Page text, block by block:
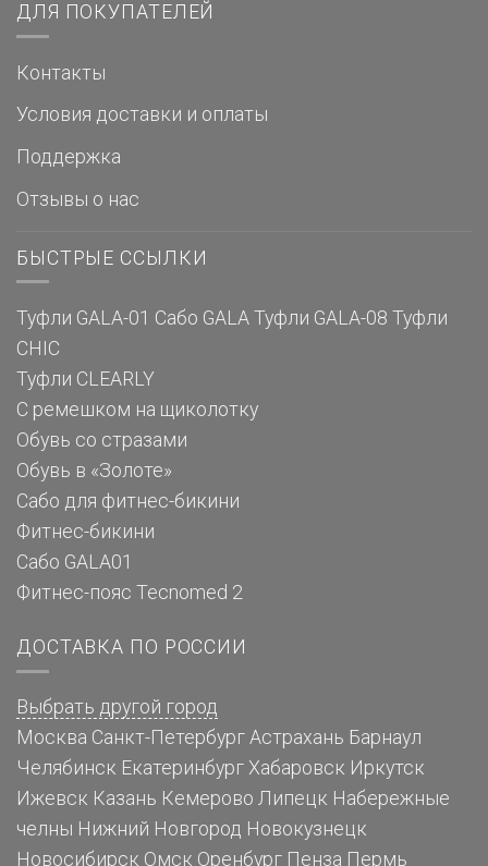
ДЛЯ ПОКУПАТЕЛЕЙ
Контакты
Условия доставки и оплаты
Поддержка
Отзывы о нас
БЫСТРЫЕ ССЫЛКИ
Туфли GALA-01 Сабо GALA Туфли GALA-08 Туфли
CHIC
Туфли CLEARLY
С ремешком на щиколотку
Обувь со стразами
Обувь в «Золоте»
Сабо для фитнес-бикини
Фитнес-бикини
Сабо GALA01
Фитнес-пояс Tecnomed 2
ДОСТАВКА ПО РОССИИ
Выбрать другой город
Москва Санкт-Петербург Астрахань Барнаул
Челябинск Екатеринбург Хабаровск Иркутск
Ижевск Казань Кемерово Липецк Набережные
челны Нижний Новгород Новокузнецк
Новосибирск Омск Оренбург Пенза Пермь